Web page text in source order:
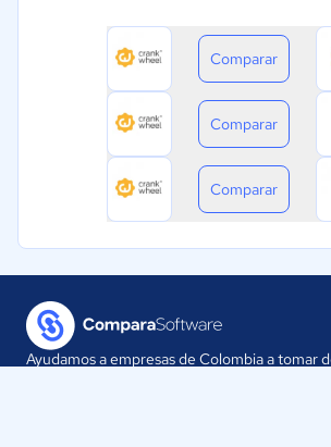
Comparar
Comparar
Comparar
Ayudamos a empresas de Colombia a tomar